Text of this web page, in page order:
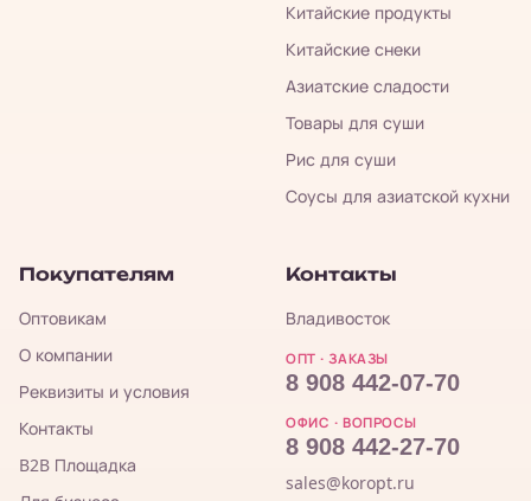
Китайские продукты
Китайские снеки
Азиатские сладости
Товары для суши
Рис для суши
Соусы для азиатской кухни
Покупателям
Оптовикам
О компании
Реквизиты и условия
Контакты
B2B Площадка
Контакты
Владивосток
ОПТ · ЗАКАЗЫ
8 908 442-07-70
ОФИС · ВОПРОСЫ
8 908 442-27-70
sales@koropt.ru